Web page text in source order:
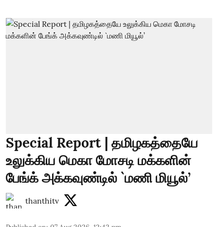
Special Report | தமிழகத்தையே
உலுக்கிய மெகா மோசடி மக்களின்
பேங்க் அக்கவுண்டில் `மணி மியூல்’
thanthitv